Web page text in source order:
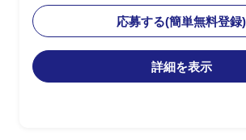
・BtoEおよびサプライ
基盤の設計/統合方針策
・エンドユーザー社内
む認証/認可方式の検討
応募する(簡単無料登録)
詳細を表示